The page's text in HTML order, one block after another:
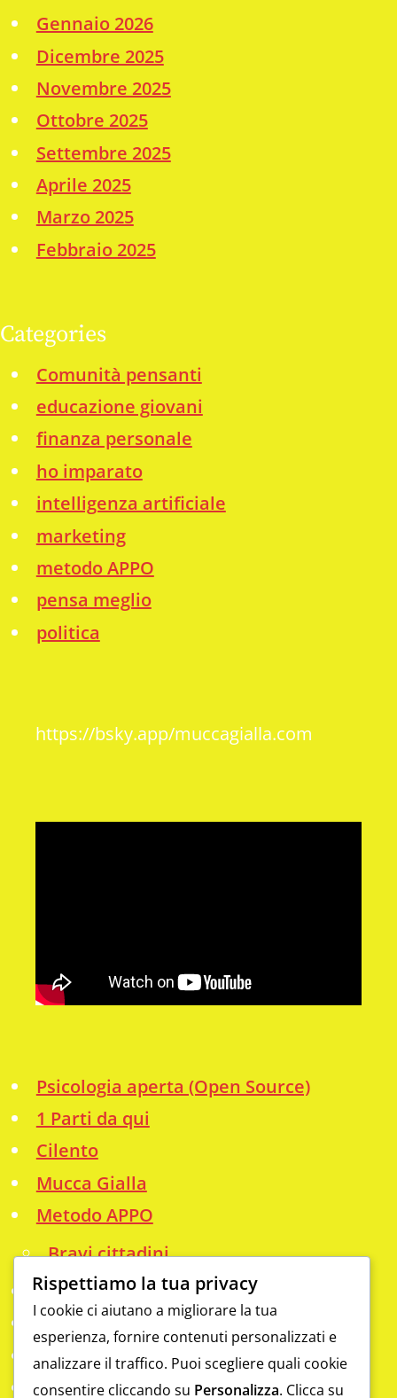
Gennaio 2026
Dicembre 2025
Novembre 2025
Ottobre 2025
Settembre 2025
Aprile 2025
Marzo 2025
Febbraio 2025
Categories
Comunità pensanti
educazione giovani
finanza personale
ho imparato
intelligenza artificiale
marketing
metodo APPO
pensa meglio
politica
https://bsky.app/muccagialla.com
Psicologia aperta (Open Source)
1 Parti da qui
Cilento
Mucca Gialla
Metodo APPO
Bravi cittadini
Info
Analfabetismo funzionale
Contatti
Da scoprire
Rispettiamo la tua privacy
I cookie ci aiutano a migliorare la tua
esperienza, fornire contenuti personalizzati e
analizzare il traffico. Puoi scegliere quali cookie
consentire cliccando su Personalizza. Clicca su